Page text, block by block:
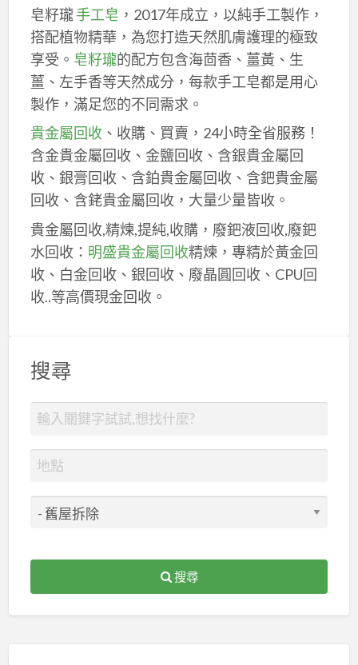
皂籽瓏手工皂 ，2017年成立，以純手工製作，
搭配植物精華，為您打造天然肌膚護理的極致
享受。 皂籽瓏的配方包含海茴香、薑黃、生
薑、左手香等天然成分，每款手工皂都是用心
製作，滿足您的不同需求。
貴金屬回收、收購、買賣，24小時全省服務！
含金貴金屬回收、金鹽回收、含銀貴金屬回
收、銀膏回收、含鉑貴金屬回收、含鈀貴金屬
回收、含銠貴金屬回收，大量少量皆收。
貴金屬回收,精煉,提純,收購，廢鈀液回收,廢鈀
水回收： 明盛貴金屬回收精煉，專精於黃金回
收、白金回收、銀回收、廢晶圓回收、CPU回
收..等高價現金回收。
搜尋
搜尋